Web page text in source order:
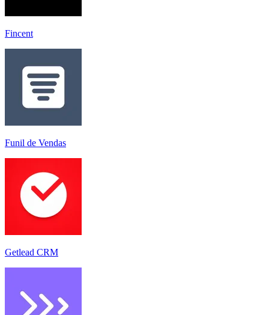
Fincent
Funil de Vendas
Getlead CRM